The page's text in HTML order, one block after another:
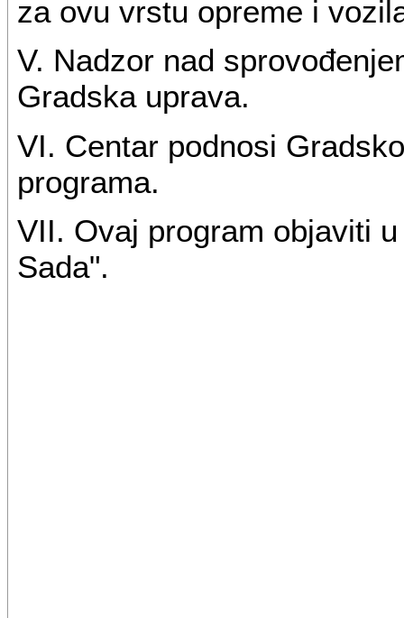
za ovu vrstu opreme i
V. Nadzor nad
Gradska uprava.
VI. Centar podnosi
programa.
VII. Ovaj program objaviti
Sada".